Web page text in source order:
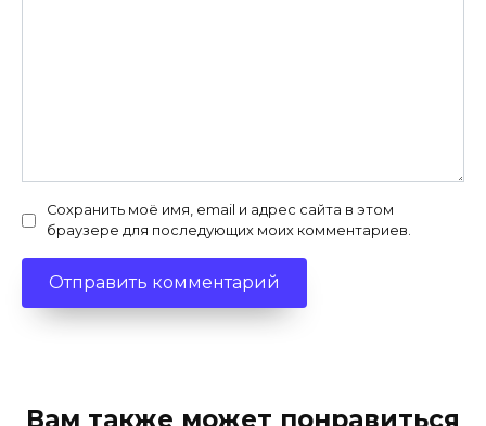
Сохранить моё имя, email и адрес сайта в этом
браузере для последующих моих комментариев.
Вам также может понравиться